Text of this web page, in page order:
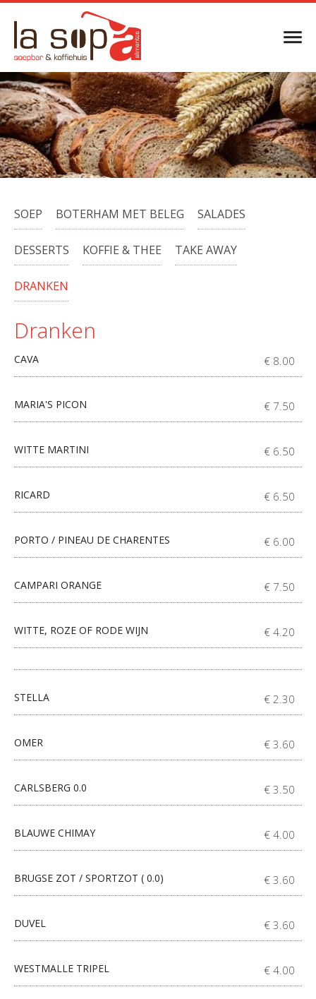
Menukaart
SOEP BOTERHAM MET BELEG SALADES
DESSERTS KOFFIE & THEE TAKE AWAY
DRANKEN
Dranken
CAVA € 8.00
MARIA'S PICON € 7.50
WITTE MARTINI € 6.50
RICARD € 6.50
PORTO / PINEAU DE CHARENTES € 6.00
CAMPARI ORANGE € 7.50
WITTE, ROZE OF RODE WIJN € 4.20
STELLA € 2.30
OMER € 3.60
CARLSBERG 0.0 € 3.50
BLAUWE CHIMAY € 4.00
BRUGSE ZOT / SPORTZOT ( 0.0) € 3.60
DUVEL € 3.60
WESTMALLE TRIPEL € 4.00